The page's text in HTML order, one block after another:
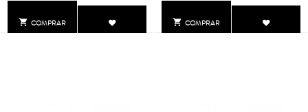
 COMPRAR  COMPRAR